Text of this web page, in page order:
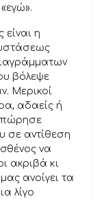
είναι η
βόλεψε
Μερικοί
αδαείς ή
σε αντίθεση
να
ακριβά κι
ανοίγει τα
λίγο